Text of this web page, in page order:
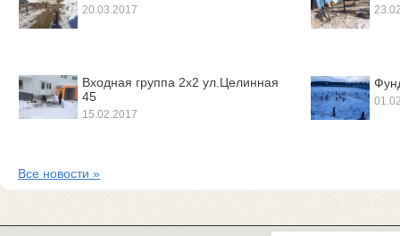
20.03.2017
Входная группа 2х2 ул.Целинная
45
15.02.2017
Все новости »